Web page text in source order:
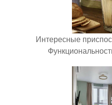
Интересные